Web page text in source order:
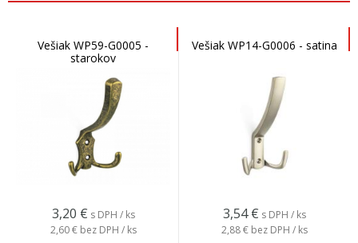
Vešiak WP59-G0005 -
starokov
3,20 € s DPH / ks
2,60 € bez DPH / ks
Vešiak WP14-G0006 - satina
3,54 € s DPH / ks
2,88 € bez DPH / ks